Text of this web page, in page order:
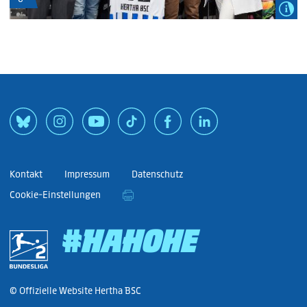
Kontakt Impressum
Datenschutz
Cookie-Einstellungen
#HAHOHE
© Offizielle Website Hertha BSC